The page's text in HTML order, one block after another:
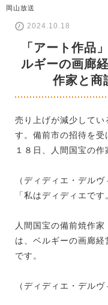
岡山放送
2024.10.18
「アート作品
ルギーの画廊
作家と商
売り上げが減少して
す。備前市の招待を受
１８日、人間国宝の作
（ディディエ・デルヴ
「私はディディエで
人間国宝の備前焼作
は、ベルギーの画廊
です。
（ディディエ・デルヴ